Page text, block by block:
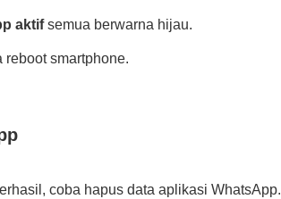
aktifsemua berwarna hijau.
smartphone.
coba hapus data aplikasi WhatsApp.